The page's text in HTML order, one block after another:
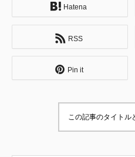
施術方法
妊症を専門
の方々へ
りほぐすだ
とを知る。
Hatena
RSS
Pin it
この記事のタイトル